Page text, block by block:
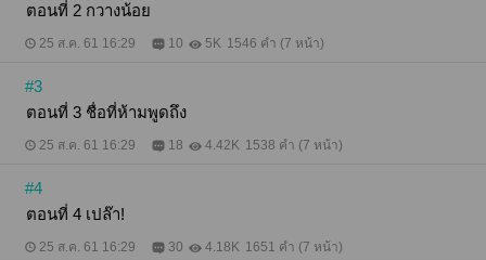
ตอนที่ 2 กวางน้อย
25 ส.ค. 61 16:29 10 5K 1546 คำ (7 หน้า)
#3
ตอนที่ 3 ชื่อที่ห้ามพูดถึง
25 ส.ค. 61 16:29 18 4.42K 1538 คำ (7 หน้า)
#4
ตอนที่ 4 เปล๊า!
25 ส.ค. 61 16:29 30 4.18K 1651 คำ (7 หน้า)